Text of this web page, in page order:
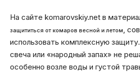
На сайте komarovskiy.net в
защититься от комаров весной и летом,
использовать комплексную
свеча или «народный запах» не
особенно возле воды и густой